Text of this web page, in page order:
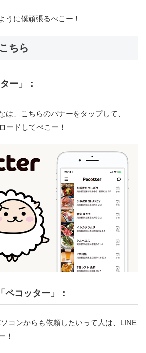
うに僕頑張るぺこー！
ちら
ー」：
は、こちらのバナーをタップして、
ードしてぺこー！
ペコッター」：
コンからも依頼したいって人は、LINE
！